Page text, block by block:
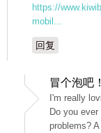
https://
mobil...
回复
冒个泡吧
I'm really
Do you
problems?